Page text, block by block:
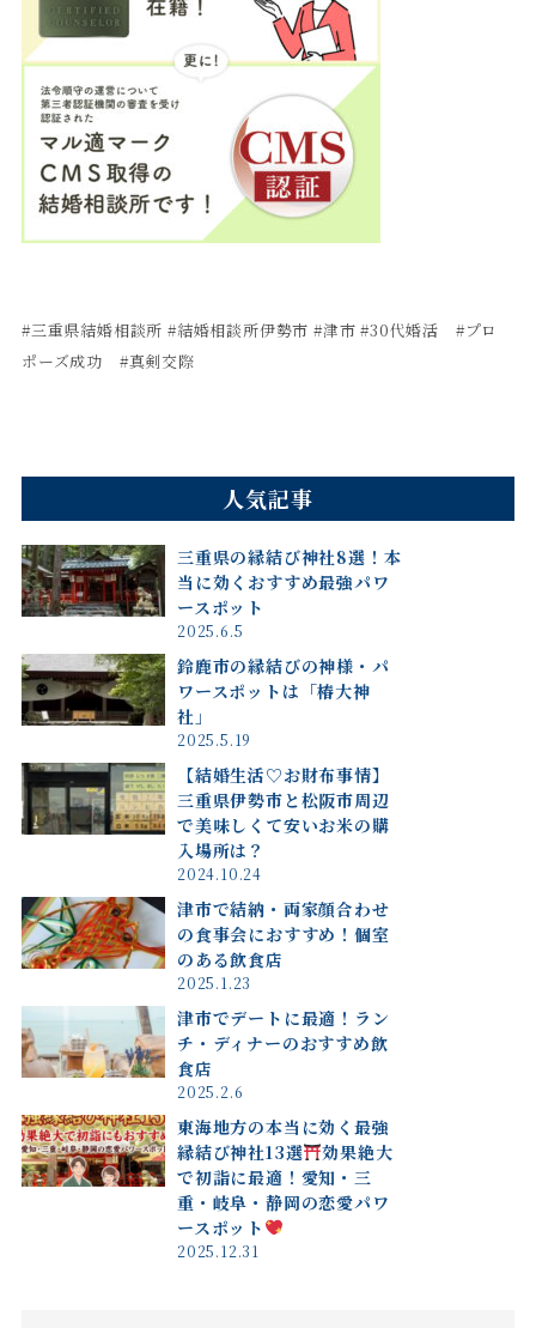
#三重県結婚相談所#結婚相談所伊勢市#津市 #30代婚活 #プロ
ポーズ成功 #真剣交際
人気記事
三重県の縁結び神社8選！本
当に効くおすすめ最強パワ
ースポット
2025.6.5
鈴鹿市の縁結びの神様・パ
ワースポットは「椿大神
社」
2025.5.19
【結婚生活♡お財布事情】
三重県伊勢市と松阪市周辺
で美味しくて安いお米の購
入場所は？
2024.10.24
津市で結納・両家顔合わせ
の食事会におすすめ！個室
のある飲食店
2025.1.23
津市でデートに最適！ラン
チ・ディナーのおすすめ飲
食店
2025.2.6
東海地方の本当に効く最強
縁結び神社13選
効果絶大
で初詣に最適！愛知・三
重・岐阜・静岡の恋愛パワ
ースポット
2025.12.31